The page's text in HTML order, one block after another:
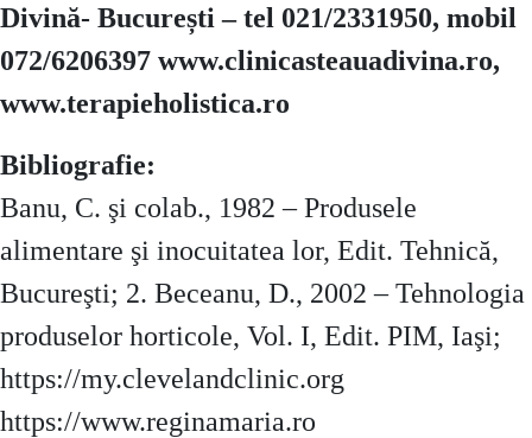
Divină- București – tel 021/2331950, mobil
072/6206397 www.clinicasteauadivina.ro,
www.terapieholistica.ro
Bibliografie:
Banu, C. şi colab., 1982 – Produsele
alimentare şi inocuitatea lor, Edit. Tehnică,
Bucureşti; 2. Beceanu, D., 2002 – Tehnologia
produselor horticole, Vol. I, Edit. PIM, Iaşi;
https://my.clevelandclinic.org
https://www.reginamaria.ro